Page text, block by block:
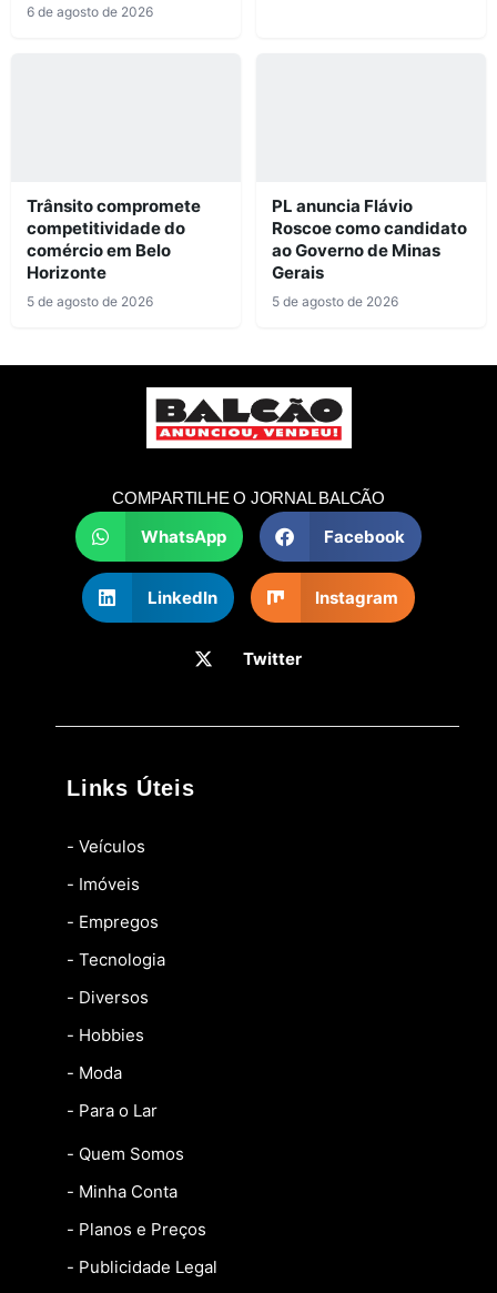
6 de agosto de 2026
Trânsito compromete
competitividade do
comércio em Belo
Horizonte
5 de agosto de 2026
PL anuncia Flávio
Roscoe como candidato
ao Governo de Minas
Gerais
5 de agosto de 2026
COMPARTILHE O JORNAL BALCÃO
WhatsApp Facebook
LinkedIn Instagram
Twitter
Links Úteis
- Veículos
- Imóveis
- Empregos
- Tecnologia
- Diversos
- Hobbies
- Moda
- Para o Lar
- Quem Somos
- Minha Conta
- Planos e Preços
- Publicidade Legal